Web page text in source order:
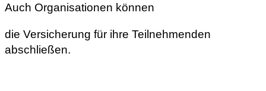
Auch Organisationen können
die Versicherung für ihre Teilnehmenden
abschließen.